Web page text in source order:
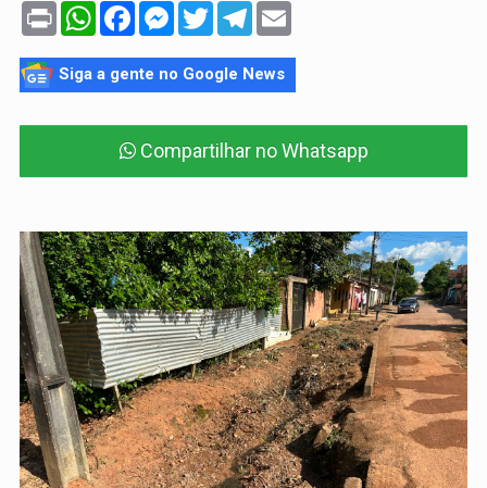
Print WhatsAppFacebookMessenger
TwitterTelegram
Siga a gente no Google News
Compartilhar no Whatsapp